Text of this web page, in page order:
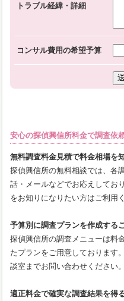
トラブル経緯・詳細
コンサル費用の希望予算
安心の探偵興信所料金で調査依
無料調査料金見積で料金相場を
探偵興信所の無料相談では、各
話・メールなどでお応えしてお
をお知りになりたい方はご利用
予算別に調査プランを作成する
探偵興信所の調査メニューは料
たプランをご用意しております
談室までお問い合わせください。
適正料金で確実な調査結果を得